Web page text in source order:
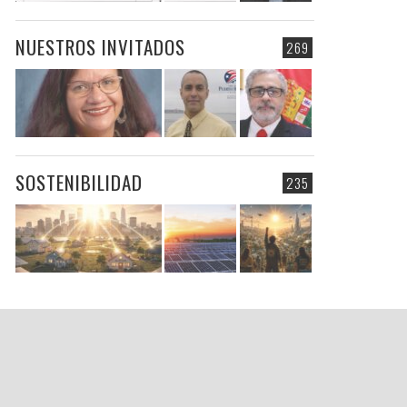
269
NUESTROS INVITADOS
235
SOSTENIBILIDAD